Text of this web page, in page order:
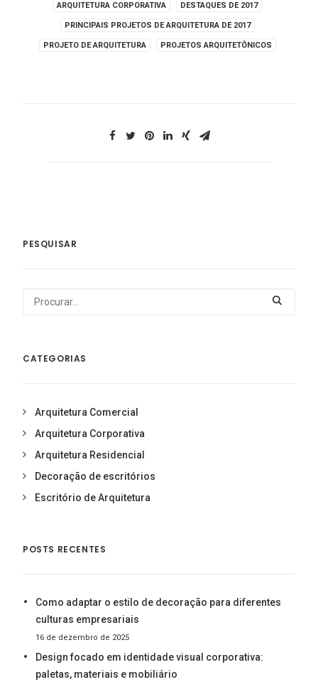
ARQUITETURA CORPORATIVA DESTAQUES DE 2017
PRINCIPAIS PROJETOS DE ARQUITETURA DE 2017
PROJETO DE ARQUITETURA PROJETOS ARQUITETÔNICOS
PESQUISAR
CATEGORIAS
Arquitetura Comercial
Arquitetura Corporativa
Arquitetura Residencial
Decoração de escritórios
Escritório de Arquitetura
POSTS RECENTES
Como adaptar o estilo de decoração para diferentes
culturas empresariais
16 de dezembro de 2025
Design focado em identidade visual corporativa:
paletas, materiais e mobiliário